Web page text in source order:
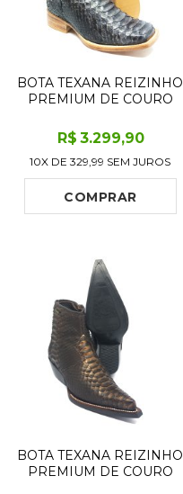
BOTA TEXANA REIZINHO
PREMIUM DE COURO
PYTHON LUXO BLACK
LIMITED EDITION - CANO
ALTO, BICO QUADRADO -
SOLADO DE COURO
ARTESANAL
R$ 3.299,90
10X DE329,99 SEM JUROS
COMPRAR
BOTA TEXANA REIZINHO
PREMIUM DE COURO